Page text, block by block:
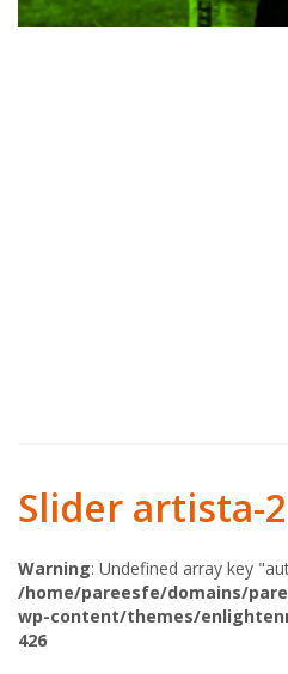
Slider artista-2
Warning: Undefined array key
/home/pareesfe/domains/
wp-content/themes/
426